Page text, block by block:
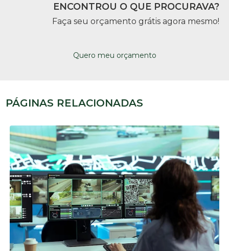
ENCONTROU O QUE PROCURAVA?
Faça seu orçamento grátis agora mesmo!
Quero meu orçamento
PÁGINAS RELACIONADAS